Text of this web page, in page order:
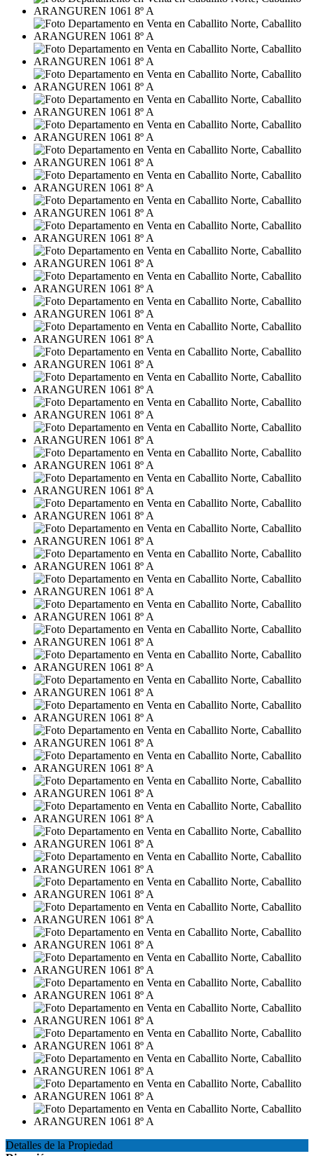
Detalles de la Propiedad